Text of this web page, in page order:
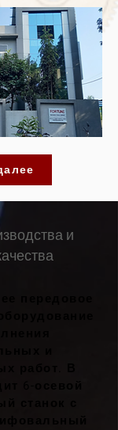
и
передовое
и
работ. В
6-осевой
станок с